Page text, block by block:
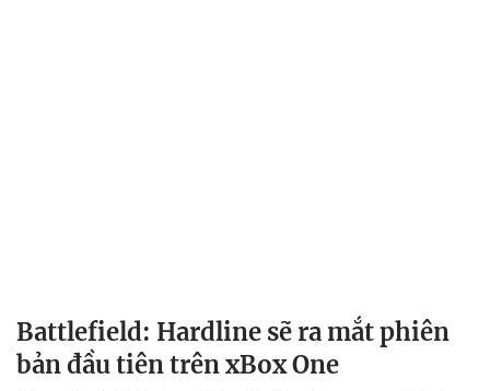
Battlefield: Hardline sẽ ra mắt phiên
bản đầu tiên trên xBox One